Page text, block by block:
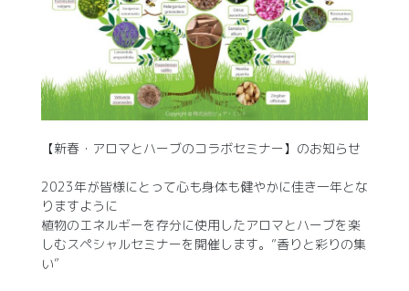
【新春・アロマとハーブのコラボセミナー】のお知らせ
2023年が皆様にとって心も身体も健やかに佳き一年とな
りますように
植物のエネルギーを存分に使用したアロマとハーブを楽
しむスペシャルセミナーを開催します。”香りと彩りの集
い”